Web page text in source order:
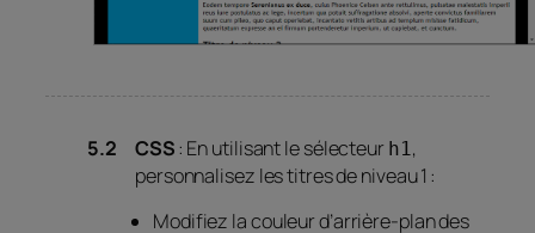
CSS: En utilisant le sélecteur h1,
personnalisez les titres de niveau 1 :
Modifiez la couleur d’arrière-plan des